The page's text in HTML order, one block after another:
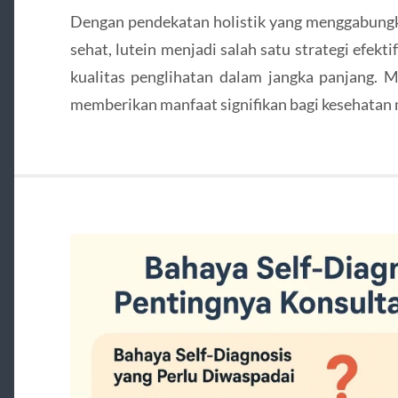
Dengan pendekatan holistik yang
sehat, lutein menjadi salah satu strategi
kualitas penglihatan dalam jangka panjang.
memberikan manfaat signifikan bagi